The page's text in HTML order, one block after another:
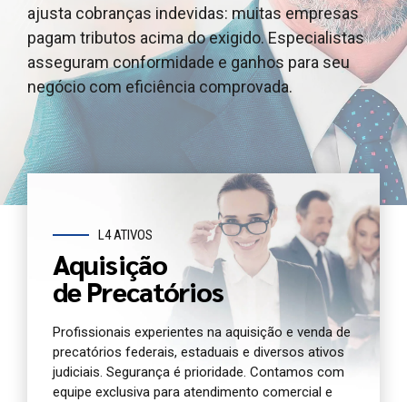
outros ativos judiciais, garantindo segurança
jurídica e agilidade. Oferecemos atendimento e
análise completa para você antecipar seu crédito
com segurança.
ajusta cobranças indevidas: muitas empresas
pagam tributos acima do exigido. Especialistas
asseguram conformidade e ganhos para seu
negócio com eficiência comprovada.
e outros ativos judiciais, garantindo segurança e
agilidade. Oferecemos atendimento dedicado e
análise jurídica completa do seu precatório
agora.
L4 ATIVOS
Aquisição
de Precatórios
Profissionais experientes na aquisição e venda de
precatórios federais, estaduais e diversos ativos
judiciais. Segurança é prioridade. Contamos com
equipe exclusiva para atendimento comercial e